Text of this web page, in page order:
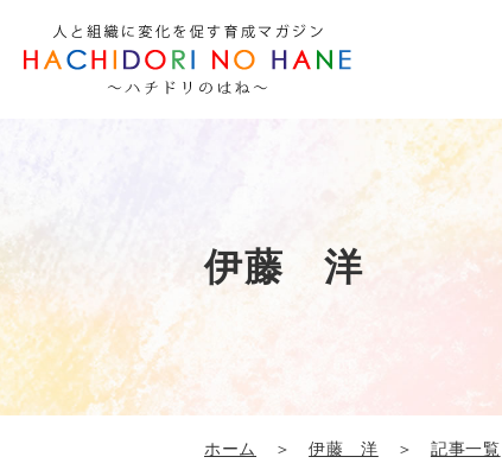
伊藤 洋
ホーム ＞伊藤 洋 ＞ 記事一覧